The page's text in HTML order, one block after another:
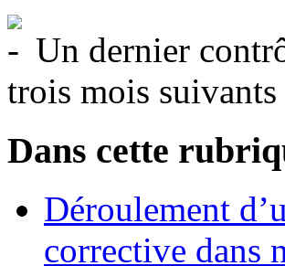
Un dernier
trois mois
Dans cette
Déroulement
corrective dans